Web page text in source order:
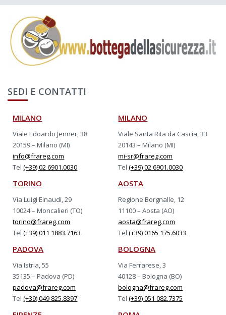
SEDI E CONTATTI
MILANO
Viale Edoardo Jenner, 38
20159 – Milano (MI)
info@frareg.com
Tel(+39) 02 6901.0030
MILANO
Viale Santa Rita da Cascia, 33
20143 – Milano (MI)
mi-sr@frareg.com
Tel(+39) 02 6901.0030
TORINO
Via Luigi Einaudi, 29
10024 – Moncalieri (TO)
torino@frareg.com
Tel(+39) 011 1883.7163
AOSTA
Regione Borgnalle, 12
11100 – Aosta (AO)
aosta@frareg.com
Tel(+39) 0165 175.6033
PADOVA
Via Istria, 55
35135 – Padova (PD)
padova@frareg.com
Tel(+39) 049 825.8397
BOLOGNA
Via Ferrarese, 3
40128 – Bologna (BO)
bologna@frareg.com
Tel(+39) 051 082.7375